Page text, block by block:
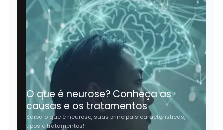
O que é neurose? Conheça as
causas e os tratamentos
Saiba o que é neurose, suas principais características,
tipos e tratamentos!